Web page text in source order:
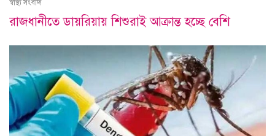
স্বাস্থ্য সংবাদ
রাজধানীতে ডায়রিয়ায় শিশুরাই আক্রান্ত হচ্ছে বেশি